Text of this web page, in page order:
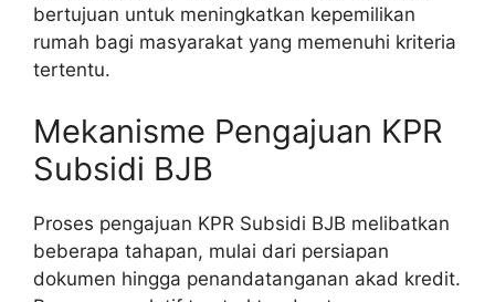
bertujuan untuk meningkatkan kepemilikan
rumah bagi masyarakat yang memenuhi kriteria
tertentu.
Mekanisme Pengajuan KPR
Subsidi BJB
Proses pengajuan KPR Subsidi BJB melibatkan
beberapa tahapan, mulai dari persiapan
dokumen hingga penandatanganan akad kredit.